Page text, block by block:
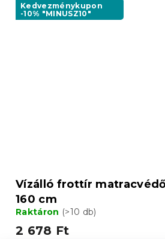
Kedvezménykupon
-10% "MINUSZ10"
Vízálló frottír matracvédő
160 cm
Raktáron (>10 db)
2 678 Ft